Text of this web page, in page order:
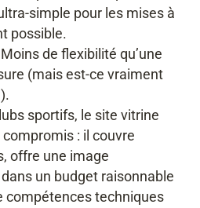
simple pour les mises à
possible.
de flexibilité qu’une
(mais est-ce vraiment
sportifs, le site vitrine
: il couvre
offre une image
un budget raisonnable
compétences techniques